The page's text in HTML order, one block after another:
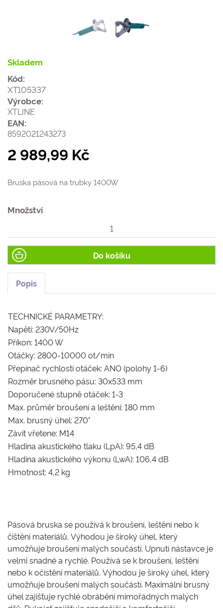
Skladem
Kód:
XT105337
Výrobce:
XTLINE
EAN:
8592021243273
2 989,99 Kč
Bruska pásová na trubky 1400W
Množství
Do košíku
Popis
TECHNICKÉ PARAMETRY:
Napětí: 230V/50Hz
Příkon: 1400 W
Otáčky: 2800-10000 ot/min
Přepínač rychlostí otáček: ANO (polohy 1-6)
Rozměr brusného pásu: 30x533 mm
Doporučené stupně otáček: 1-3
Max. průměr broušení a leštění: 180 mm
Max. brusný úhel: 270°
Závit vřetene: M14
Hladina akustického tlaku (LpA): 95,4 dB
Hladina akustického výkonu (LwA): 106,4 dB
Hmotnost: 4,2 kg
Pásová bruska se používá k broušení, leštění nebo k
čištění materiálů. Výhodou je široký úhel, který
umožňuje broušení malých součástí. Upnutí nástavce je
velmi snadné a rychlé. Používá se k broušení, leštění
nebo k očistění materiálů. Výhodou je široký úhel, který
umožňuje broušení malých součástí. Maximální brusný
úhel zajišťuje rychlé obrábění mimořádných malých